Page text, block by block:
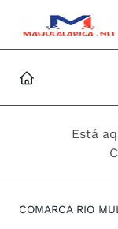
Está
COMARCA RIO